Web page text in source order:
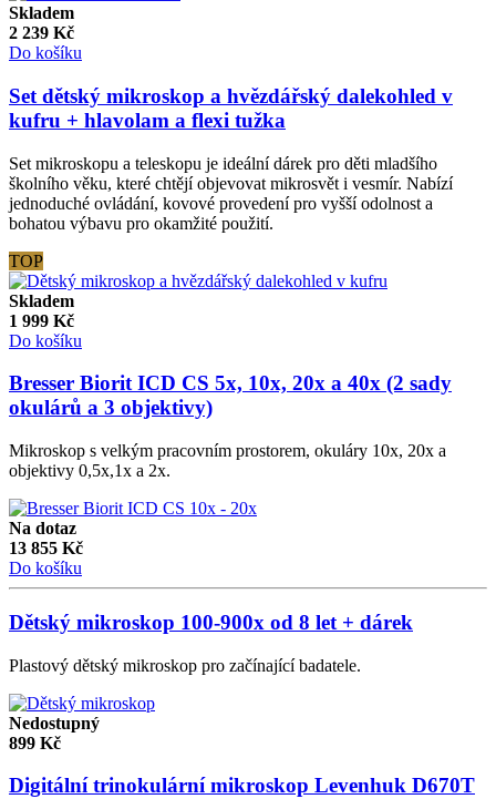
Skladem
2 239 Kč
Do košíku
Set dětský mikroskop a hvězdářský dalekohled v
kufru + hlavolam a flexi tužka
Set mikroskopu a teleskopu je ideální dárek pro děti mladšího
školního věku, které chtějí objevovat mikrosvět i vesmír. Nabízí
jednoduché ovládání, kovové provedení pro vyšší odolnost a
bohatou výbavu pro okamžité použití.
TOP
Skladem
1 999 Kč
Do košíku
Bresser Biorit ICD CS 5x, 10x, 20x a 40x (2 sady
okulárů a 3 objektivy)
Mikroskop s velkým pracovním prostorem, okuláry 10x, 20x a
objektivy 0,5x,1x a 2x.
Na dotaz
13 855 Kč
Do košíku
Dětský mikroskop 100-900x od 8 let + dárek
Plastový dětský mikroskop pro začínající badatele.
Nedostupný
899 Kč
Digitální trinokulární mikroskop Levenhuk D670T